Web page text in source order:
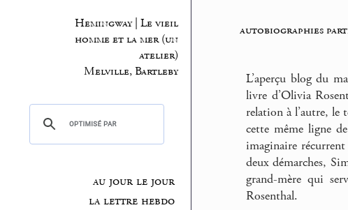
Hemingway | Le vieil
homme et la mer (un
atelier)
Melville, Bartleby
au jour le jour
la lettre hebdo
autobiographies
L’aperçu blog du
livre d’Olivia
relation à l’autre,
cette même ligne
imaginaire
deux démarches,
grand-mère qui
Rosenthal.